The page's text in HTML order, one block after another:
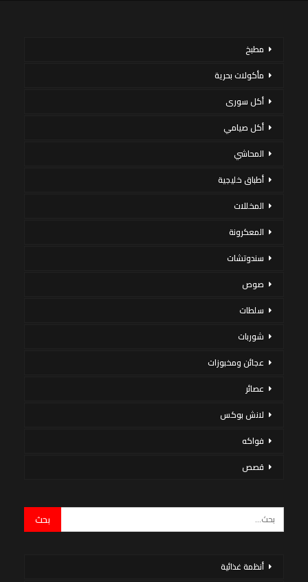
مطبخ
مأكولات بحرية
أكل سورى
أكل صيامي
المحاشي
أطباق خليجية
المخللات
المعكرونة
سندوتشات
صوص
سلطات
شوربات
عجائن ومخبوزات
عصائر
لانش بوكس
فواكه
قصص
أنظمة غذائية